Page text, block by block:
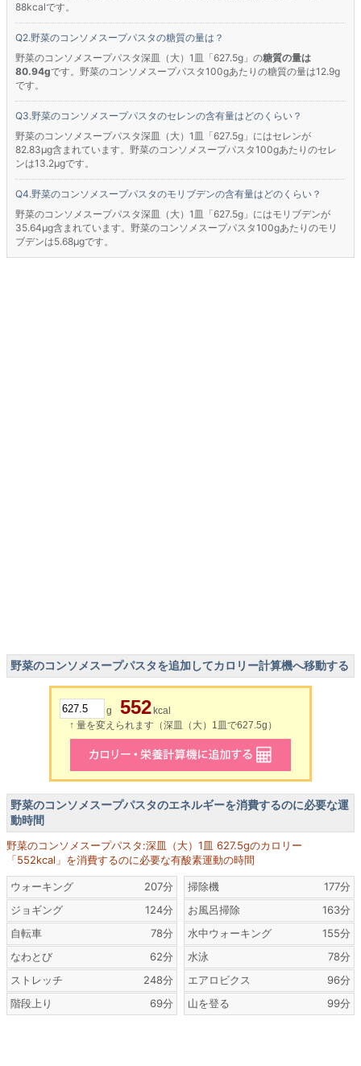
88kcalです。
野菜のコンソメスープパスタの糖質の量は？
野菜のコンソメスープパスタ深皿（大）1皿「627.5g」の糖質の量は
80.94gです。野菜のコンソメスープパスタ100gあたりの糖質の量は12.9g
です。
野菜のコンソメスープパスタのセレンの含有量はどのくらい？
野菜のコンソメスープパスタ深皿（大）1皿「627.5g」にはセレンが
82.83μg含まれています。野菜のコンソメスープパスタ100gあたりのセレ
ンは13.2μgです。
野菜のコンソメスープパスタのモリブデンの含有量はどのくらい？
野菜のコンソメスープパスタ深皿（大）1皿「627.5g」にはモリブデンが
35.64μg含まれています。野菜のコンソメスープパスタ100gあたりのモリ
ブデンは5.68μgです。
野菜のコンソメスープパスタを追加してカロリー計算機へ移動する
g 552 kcal
↑ 量を変えられます（深皿（大）1皿で627.5g）
野菜のコンソメスープパスタのエネルギーを消費するのに必要な運
動時間
野菜のコンソメスープパスタ:深皿（大）1皿 627.5gのカロリー
「552kcal」を消費するのに必要な有酸素運動の時間
ウォーキング
207分
ジョギング
124分
自転車
78分
なわとび
62分
ストレッチ
248分
階段上り
69分
掃除機
177分
お風呂掃除
163分
水中ウォーキング
155分
水泳
78分
エアロビクス
96分
山を登る
99分